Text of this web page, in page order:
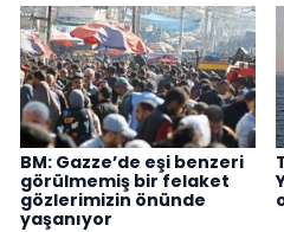
BM: Gazze’de eşi benzeri
görülmemiş bir felaket
gözlerimizin önünde
yaşanıyor